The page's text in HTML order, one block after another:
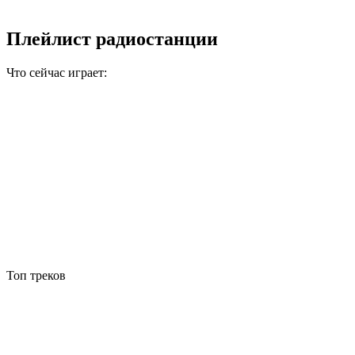
Плейлист радиостанции
Что сейчас играет:
Топ треков